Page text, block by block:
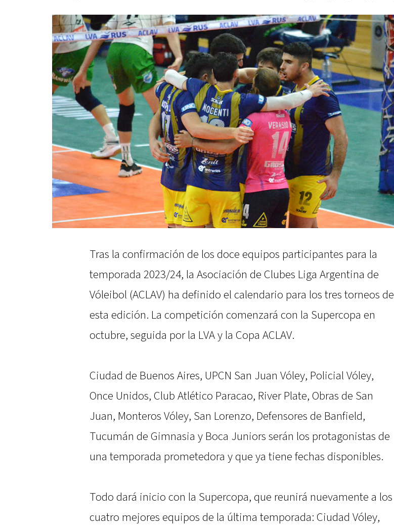
Tras la confirmación de los doce equipos participantes para la
temporada 2023/24, la Asociación de Clubes Liga Argentina de
Vóleibol (ACLAV) ha definido el calendario para los tres torneos de
esta edición. La competición comenzará con la Supercopa en
octubre, seguida por la LVA y la Copa ACLAV.
Ciudad de Buenos Aires, UPCN San Juan Vóley, Policial Vóley,
Once Unidos, Club Atlético Paracao, River Plate, Obras de San
Juan, Monteros Vóley, San Lorenzo, Defensores de Banfield,
Tucumán de Gimnasia y Boca Juniors serán los protagonistas de
una temporada prometedora y que ya tiene fechas disponibles.
Todo dará inicio con la Supercopa, que reunirá nuevamente a los
cuatro mejores equipos de la última temporada: Ciudad Vóley,